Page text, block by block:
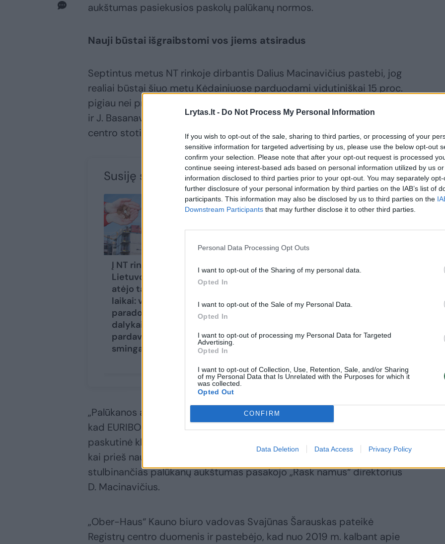
Lrytas.lt - Do Not Process My Personal Information
If you wish to opt-out of the sale, sharing to third parties, or processing of your
sensitive information for targeted advertising by us, please use the below opt-out
confirm your selection. Please note that after your opt-out request is processed
continue seeing interest-based ads based on personal information utilized by us
information disclosed to third parties prior to your opt-out. You may separately
further disclosure of your personal information by third parties on the IAB’s list of
participants. This information may also be disclosed by us to third parties on the
Downstream Participants that may further disclose it to other third parties.
Personal Data Processing Opt Outs
I want to opt-out of the Sharing of my personal data.
Opted In
I want to opt-out of the Sale of my Personal Data.
Opted In
I want to opt-out of processing my Personal Data for Targeted
Advertising.
Opted In
I want to opt-out of Collection, Use, Retention, Sale, and/or Sharing
of my Personal Data that Is Unrelated with the Purposes for which it
was collected.
Opted Out
CONFIRM
Data Deletion Data Access Privacy Policy
aukštumas pasiekusios paskolų palūkanų normos.
Nauji būstai išgraibstomi vos jiems atsiradus
Septintus metus NT rinkoje dirbantis Dalius Macinavičius pastebi, jog
realiai būstai šiuo metu Kėdainiuose parduodami vidutiniškai 15 proc.
pigiau nei prašoma. O tradiciškai pigiausi butai yra Žemaitės, P. Lukšio
ir J. Basanavičiaus („garadoko“) gatvėse. Brangiausi – nuo miesto
centro stoties link.
Susiję straipsniai
Į NT rinką
Lietuvoje jau
atėjo tamsieji
laikai: vyksta
paradoksalūs
dalykai,
pardavimai
sminga žemyn
Nidoje į vieno
tipo būstą
dažniau – tokią
prabangą sau gali
„Palūkanos aukštos ir stebint Lietuvos banko pasisakymus, panašu,
kad EURIBOR dar bent puse procento tikrai kils. Asmeniškai mano
paskutinė klientui tvarkyta paskola siekė 7,45 proc. bendrųjų palūkanų,
kai prieš naujus metus paskolų vidurkis buvo 2,5 proc.“, – apie
stulbinančias palūkanų aukštumas pasakojo „Rask namus“ direktorius
D. Macinavičius.
„Ober-Haus“ Kauno biuro vadovas Svajūnas Šarauskas pateikė
Registrų centro duomenis ir pastebėjo, kad nuo 2019 m. kalbant apie